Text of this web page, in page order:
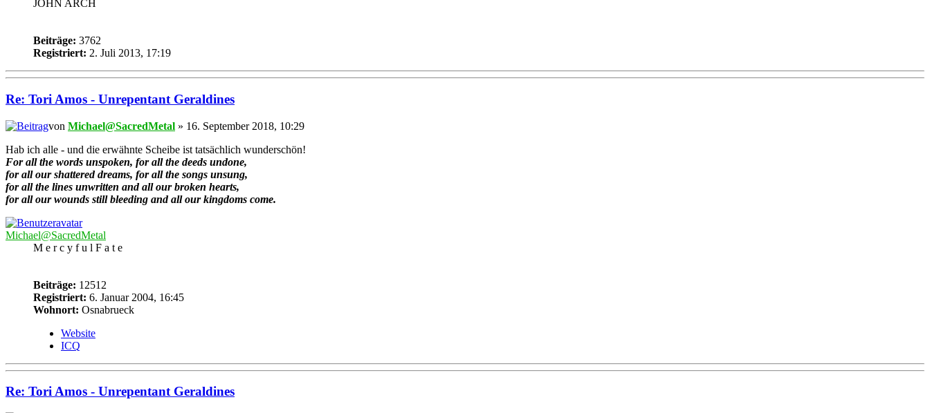
JOHN ARCH
Beiträge: 3762
Registriert: 2. Juli 2013, 17:19
Re: Tori Amos - Unrepentant Geraldines
von Michael@SacredMetal » 16. September 2018, 10:29
Hab ich alle - und die erwähnte Scheibe ist tatsächlich wunderschön!
For all the words unspoken, for all the deeds undone,
for all our shattered dreams, for all the songs unsung,
for all the lines unwritten and all our broken hearts,
for all our wounds still bleeding and all our kingdoms come.
Michael@SacredMetal
M e r c y f u l F a t e
Beiträge: 12512
Registriert: 6. Januar 2004, 16:45
Wohnort: Osnabrueck
Website
ICQ
Re: Tori Amos - Unrepentant Geraldines